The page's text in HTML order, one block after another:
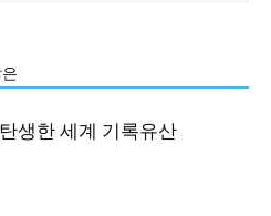
생한 세계 기록유산